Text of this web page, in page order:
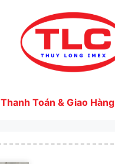
Thanh Toán & Giao Hàng